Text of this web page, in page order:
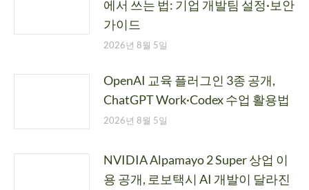
에서 쓰는 법: 기업 개발팀 설정·보안
가이드
2026년 8월 5일
OpenAI 교육 플러그인 3종 공개,
ChatGPT Work·Codex 수업 활용법
2026년 8월 5일
NVIDIA Alpamayo 2 Super 상업 이
용 공개, 로보택시 AI 개발이 달라진